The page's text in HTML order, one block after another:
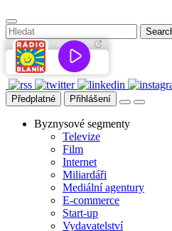
Předplatné Přihlášení
Byznysové segmenty
Televize
Film
Internet
Miliardáři
Mediální agentury
E-commerce
Start-up
Vydavatelství